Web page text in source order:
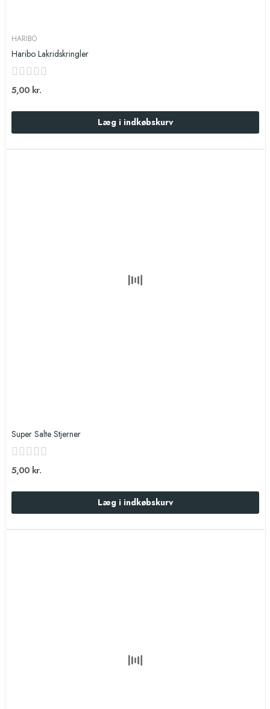
HARIBO
Haribo Lakridskringler
5,00 kr.
Læg i indkøbskurv
Super Salte Stjerner
5,00 kr.
Læg i indkøbskurv